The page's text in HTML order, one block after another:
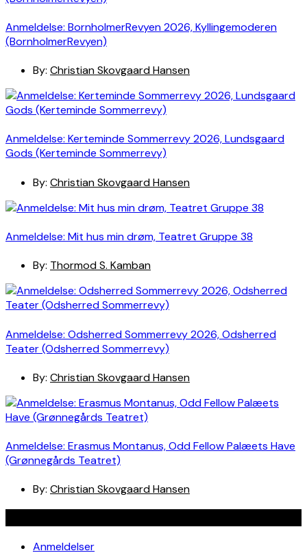
Anmeldelse: BornholmerRevyen 2026, Kyllingemoderen
(BornholmerRevyen)
By: Christian Skovgaard Hansen
Anmeldelse: Kerteminde Sommerrevy 2026, Lundsgaard
Gods (Kerteminde Sommerrevy)
By: Christian Skovgaard Hansen
Anmeldelse: Mit hus min drøm, Teatret Gruppe 38
By: Thormod S. Kamban
Anmeldelse: Odsherred Sommerrevy 2026, Odsherred
Teater (Odsherred Sommerrevy)
By: Christian Skovgaard Hansen
Anmeldelse: Erasmus Montanus, Odd Fellow Palæets Have
(Grønnegårds Teatret)
By: Christian Skovgaard Hansen
Anmeldelser